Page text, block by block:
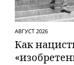
АВГУСТ 2026
Как